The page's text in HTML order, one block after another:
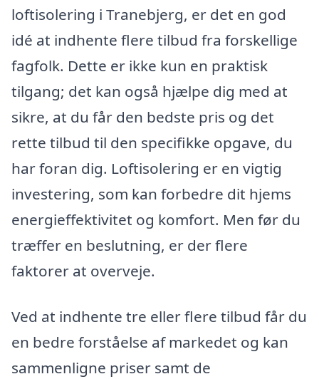
loftisolering i Tranebjerg, er det en god
idé at indhente flere tilbud fra forskellige
fagfolk. Dette er ikke kun en praktisk
tilgang; det kan også hjælpe dig med at
sikre, at du får den bedste pris og det
rette tilbud til den specifikke opgave, du
har foran dig. Loftisolering er en vigtig
investering, som kan forbedre dit hjems
energieffektivitet og komfort. Men før du
træffer en beslutning, er der flere
faktorer at overveje.
Ved at indhente tre eller flere tilbud får du
en bedre forståelse af markedet og kan
sammenligne priser samt de